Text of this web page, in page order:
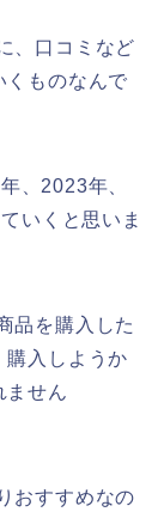
、口コミなど
くものなんで
、2023年、
いくと思いま
品を購入した
購入しようか
ません
おすすめなの